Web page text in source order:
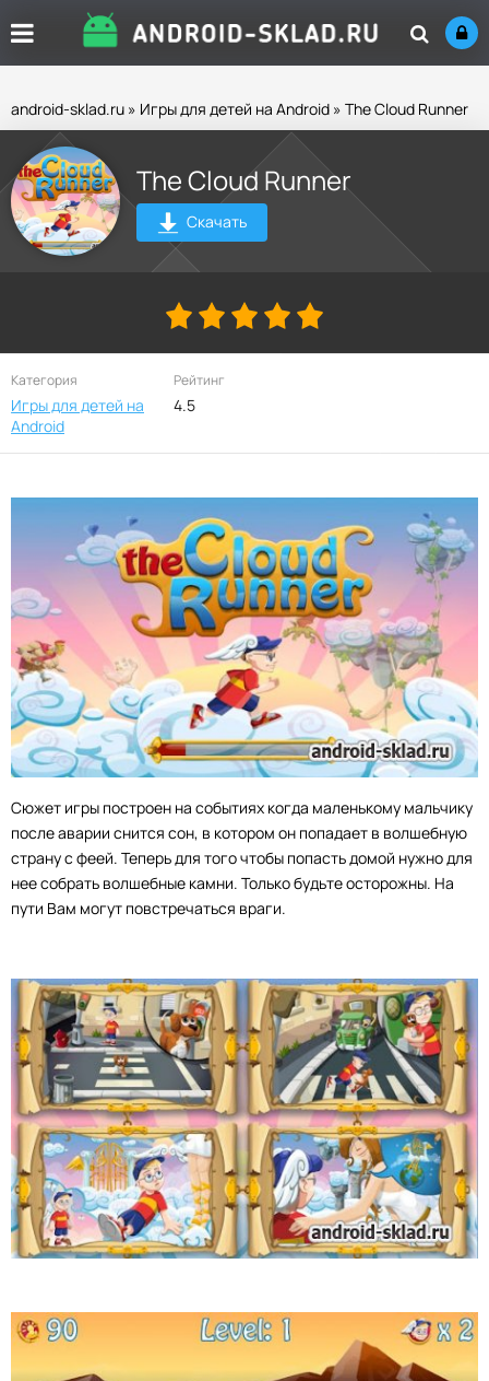
android-sklad.ru » Игры для детей на Android » The Cloud Runner
The Cloud Runner
Скачать
Категория
Игры для детей на
Android
Рейтинг
4.5
Сюжет игры построен на событиях когда маленькому мальчику
после аварии снится сон, в котором он попадает в волшебную
страну с феей. Теперь для того чтобы попасть домой нужно для
нее собрать волшебные камни. Только будьте осторожны. На
пути Вам могут повстречаться враги.